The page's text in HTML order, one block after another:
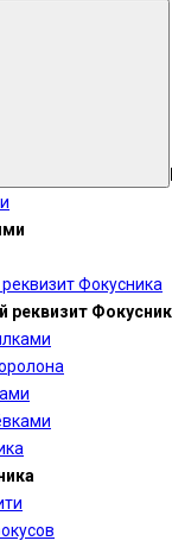
Фокусника
реквизит